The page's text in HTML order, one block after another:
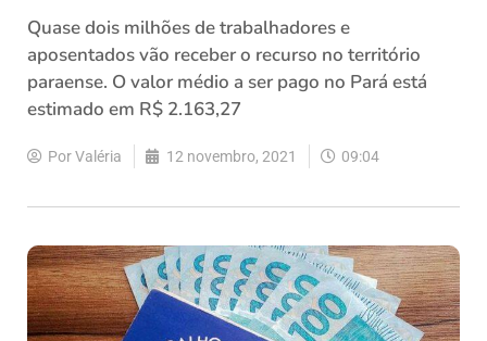
Quase dois milhões de trabalhadores e
aposentados vão receber o recurso no território
paraense. O valor médio a ser pago no Pará está
estimado em R$ 2.163,27
PorValéria 12 novembro, 2021 09:04